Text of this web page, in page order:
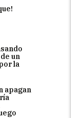
un
la
apagan